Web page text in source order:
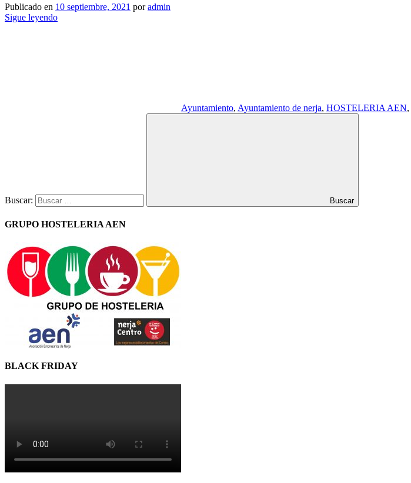
Publicado en 10 septiembre, 2021 poradmin
Sigue leyendo
Ayuntamiento, Ayuntamiento de nerja, HOSTELERIA AEN,
Buscar: Buscar
GRUPO HOSTELERIA AEN
BLACK FRIDAY